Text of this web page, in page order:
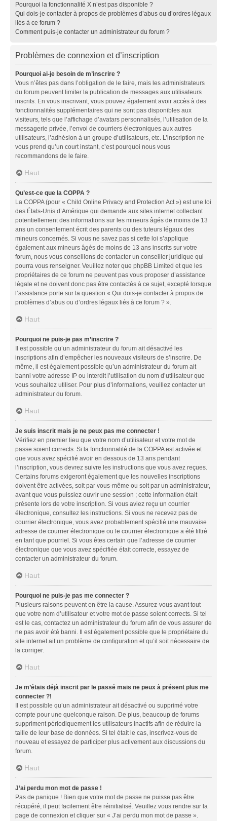
Pourquoi la fonctionnalité X n’est pas disponible ?
Qui dois-je contacter à propos de problèmes d’abus ou d’ordres légaux
liés à ce forum ?
Comment puis-je contacter un administrateur du forum ?
Problèmes de connexion et d’inscription
Pourquoi ai-je besoin de m’inscrire ?
Vous n’êtes pas dans l’obligation de le faire, mais les administrateurs
du forum peuvent limiter la publication de messages aux utilisateurs
inscrits. En vous inscrivant, vous pouvez également avoir accès à des
fonctionnalités supplémentaires qui ne sont pas disponibles aux
visiteurs, tels que l’affichage d’avatars personnalisés, l’utilisation de la
messagerie privée, l’envoi de courriers électroniques aux autres
utilisateurs, l’adhésion à un groupe d’utilisateurs, etc. L’inscription ne
vous prend qu’un court instant, c’est pourquoi nous vous
recommandons de le faire.
Haut
Qu’est-ce que la COPPA ?
La COPPA (pour « Child Online Privacy and Protection Act ») est une loi
des États-Unis d’Amérique qui demande aux sites internet collectant
potentiellement des informations sur les mineurs âgés de moins de 13
ans un consentement écrit des parents ou des tuteurs légaux des
mineurs concernés. Si vous ne savez pas si cette loi s’applique
également aux mineurs âgés de moins de 13 ans inscrits sur votre
forum, nous vous conseillons de contacter un conseiller juridique qui
pourra vous renseigner. Veuillez noter que phpBB Limited et que les
propriétaires de ce forum ne peuvent pas vous proposer d’assistance
légale et ne doivent donc pas être contactés à ce sujet, excepté lorsque
l’assistance porte sur la question « Qui dois-je contacter à propos de
problèmes d’abus ou d’ordres légaux liés à ce forum ? ».
Haut
Pourquoi ne puis-je pas m’inscrire ?
Il est possible qu’un administrateur du forum ait désactivé les
inscriptions afin d’empêcher les nouveaux visiteurs de s’inscrire. De
même, il est également possible qu’un administrateur du forum ait
banni votre adresse IP ou interdit l’utilisation du nom d’utilisateur que
vous souhaitez utiliser. Pour plus d’informations, veuillez contacter un
administrateur du forum.
Haut
Je suis inscrit mais je ne peux pas me connecter !
Vérifiez en premier lieu que votre nom d’utilisateur et votre mot de
passe soient corrects. Si la fonctionnalité de la COPPA est activée et
que vous avez spécifié avoir en dessous de 13 ans pendant
l’inscription, vous devrez suivre les instructions que vous avez reçues.
Certains forums exigeront également que les nouvelles inscriptions
doivent être activées, soit par vous-même ou soit par un administrateur,
avant que vous puissiez ouvrir une session ; cette information était
présente lors de votre inscription. Si vous aviez reçu un courrier
électronique, consultez les instructions. Si vous ne recevez pas de
courrier électronique, vous avez probablement spécifié une mauvaise
adresse de courrier électronique ou le courrier électronique a été filtré
en tant que pourriel. Si vous êtes certain que l’adresse de courrier
électronique que vous avez spécifiée était correcte, essayez de
contacter un administrateur du forum.
Haut
Pourquoi ne puis-je pas me connecter ?
Plusieurs raisons peuvent en être la cause. Assurez-vous avant tout
que votre nom d’utilisateur et votre mot de passe soient corrects. Si tel
est le cas, contactez un administrateur du forum afin de vous assurer de
ne pas avoir été banni. Il est également possible que le propriétaire du
site internet ait un problème de configuration et qu’il soit nécessaire de
la corriger.
Haut
Je m’étais déjà inscrit par le passé mais ne peux à présent plus me
connecter ?!
Il est possible qu’un administrateur ait désactivé ou supprimé votre
compte pour une quelconque raison. De plus, beaucoup de forums
suppriment périodiquement les utilisateurs inactifs afin de réduire la
taille de leur base de données. Si tel était le cas, inscrivez-vous de
nouveau et essayez de participer plus activement aux discussions du
forum.
Haut
J’ai perdu mon mot de passe !
Pas de panique ! Bien que votre mot de passe ne puisse pas être
récupéré, il peut facilement être réinitialisé. Veuillez vous rendre sur la
page de connexion et cliquer sur « J’ai perdu mon mot de passe ».